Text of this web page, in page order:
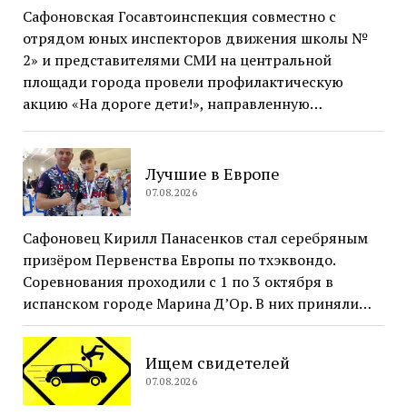
Сафоновская Госавтоинспекция совместно с
отрядом юных инспекторов движения школы №
2» и представителями СМИ на центральной
площади города провели профилактическую
акцию «На дороге дети!», направленную…
Лучшие в Европе
07.08.2026
Сафоновец Кирилл Панасенков стал серебряным
призёром Первенства Европы по тхэквондо.
Соревнования проходили с 1 по 3 октября в
испанском городе Марина Д’Ор. В них приняли…
Ищем свидетелей
07.08.2026